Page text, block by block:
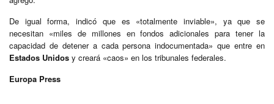
De igual forma, indicó que es «totalmente inviable», ya que se
necesitan «miles de millones en fondos adicionales para tener la
capacidad de detener a cada persona indocumentada» que entre en
Estados Unidos y creará «caos» en los tribunales federales.
Europa Press